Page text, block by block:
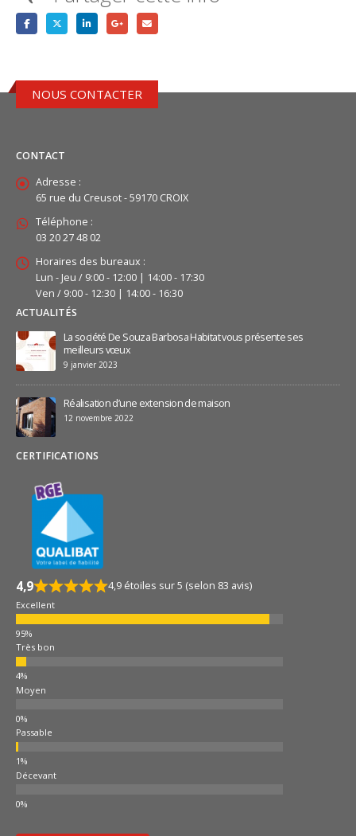
NOUS CONTACTER
CONTACT
Adresse :
65 rue du Creusot - 59170 CROIX
Téléphone :
03 20 27 48 02
Horaires des bureaux :
Lun - Jeu / 9:00 - 12:00 | 14:00 - 17:30
Ven / 9:00 - 12:30 | 14:00 - 16:30
ACTUALITÉS
La société De Souza Barbosa Habitat vous présente ses
meilleurs vœux
9 janvier 2023
Réalisation d’une extension de maison
12 novembre 2022
CERTIFICATIONS
4,9 4,9 étoiles sur 5 (selon 83 avis)
Excellent
Très bon
Moyen
Passable
Décevant